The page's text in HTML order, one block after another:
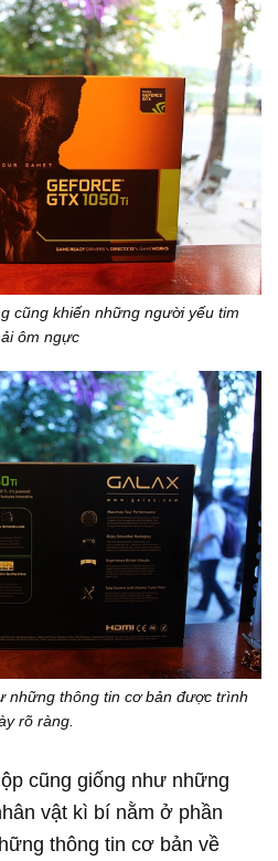
cũng khiến những người yếu tim
ôm ngực
những thông tin cơ bản được trình
rõ ràng.
cũng giống như những
vật kì bí nằm ở phần
thông tin cơ bản về